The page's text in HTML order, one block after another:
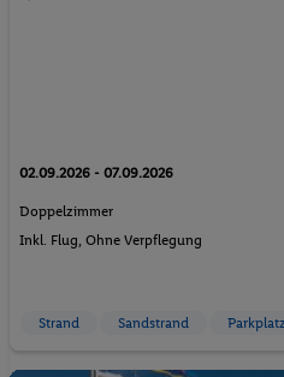
02.09.2026 - 07.09.2026
Doppelzimmer
Inkl. Flug, Ohne Verpflegung
Strand Sandstrand Parkplatz